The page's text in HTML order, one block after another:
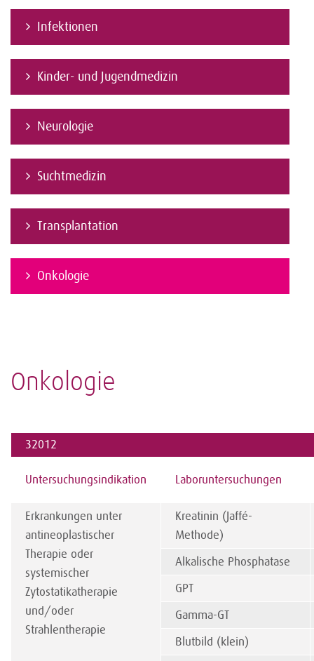
Infektionen
Kinder- und Jugendmedizin
Neurologie
Suchtmedizin
Transplantation
Onkologie
Onkologie
32012
Untersuchungsindikation Laboruntersuchungen
Erkrankungen unter
antineoplastischer
Therapie oder
systemischer
Zytostatikatherapie
und/oder
Strahlentherapie
Kreatinin (Jaffé-
Methode)
Alkalische Phosphatase
GPT
Gamma-GT
Blutbild (klein)